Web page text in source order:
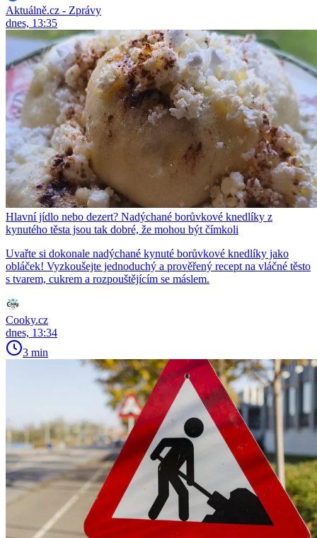
Aktuálně.cz - Zprávy
dnes, 13:35
Hlavní jídlo nebo dezert? Nadýchané borůvkové knedlíky z
kynutého těsta jsou tak dobré, že mohou být čímkoli
Uvařte si dokonale nadýchané kynuté borůvkové knedlíky jako
obláček! Vyzkoušejte jednoduchý a prověřený recept na vláčné těsto
s tvarem, cukrem a rozpouštějícím se máslem.
Cooky.cz
dnes, 13:34
3 min